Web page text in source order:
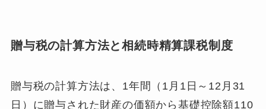
贈与税の計算方法と相続時精算課税制度
贈与税の計算方法は、1年間（1月1日～12月31
日）に贈与された財産の価額から基礎控除額110